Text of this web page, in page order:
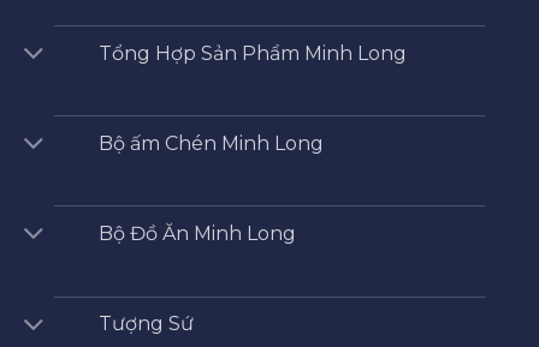
Tổng Hợp Sản Phẩm Minh Long
Bộ ấm Chén Minh Long
Bộ Đồ Ăn Minh Long
Tượng Sứ